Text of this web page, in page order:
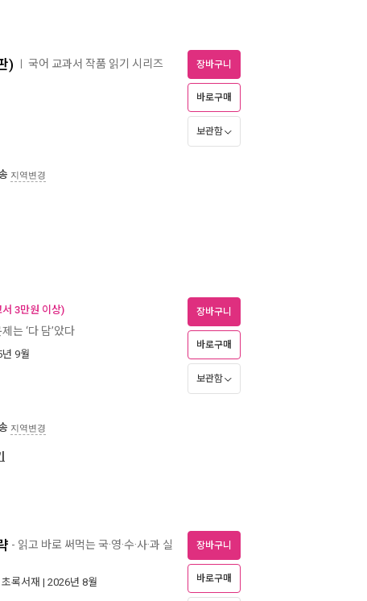
) 국어 교과서 작품 읽기 시리즈
지역변경
장바구니
바로구매
보관함
3만원 이상)
는 ‘다 담’았다
9월
지역변경
장바구니
바로구매
보관함
- 읽고 바로 써먹는 국·영·수·사·과 실
초록서재 | 2026년 8월
장바구니
바로구매